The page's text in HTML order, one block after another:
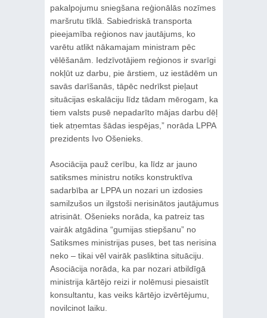
pakalpojumu sniegšana reģionālās nozīmes
maršrutu tīklā. Sabiedriskā transporta
pieejamība reģionos nav jautājums, ko
varētu atlikt nākamajam ministram pēc
vēlēšanām. Iedzīvotājiem reģionos ir svarīgi
nokļūt uz darbu, pie ārstiem, uz iestādēm un
savās darīšanās, tāpēc nedrīkst pieļaut
situācijas eskalāciju līdz tādam mērogam, ka
tiem valsts pusē nepadarīto mājas darbu dēļ
tiek atņemtas šādas iespējas,” norāda LPPA
prezidents Ivo Ošenieks.
Asociācija pauž cerību, ka līdz ar jauno
satiksmes ministru notiks konstruktīva
sadarbība ar LPPA un nozari un izdosies
samilzušos un ilgstoši nerisinātos jautājumus
atrisināt. Ošenieks norāda, ka patreiz tas
vairāk atgādina “gumijas stiepšanu” no
Satiksmes ministrijas puses, bet tas nerisina
neko – tikai vēl vairāk pasliktina situāciju.
Asociācija norāda, ka par nozari atbildīgā
ministrija kārtējo reizi ir nolēmusi piesaistīt
konsultantu, kas veiks kārtējo izvērtējumu,
novilcinot laiku.